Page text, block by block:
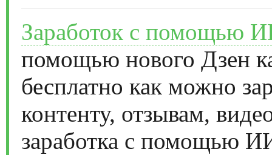
Заработок с помощью
помощью нового Дзен
бесплатно как можно
контенту, отзывам,
заработка с помощью